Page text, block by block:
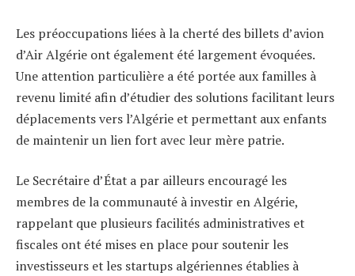
Les préoccupations liées à la cherté des billets d’avion
d’Air Algérie ont également été largement évoquées.
Une attention particulière a été portée aux familles à
revenu limité afin d’étudier des solutions facilitant leurs
déplacements vers l’Algérie et permettant aux enfants
de maintenir un lien fort avec leur mère patrie.
Le Secrétaire d’État a par ailleurs encouragé les
membres de la communauté à investir en Algérie,
rappelant que plusieurs facilités administratives et
fiscales ont été mises en place pour soutenir les
investisseurs et les startups algériennes établies à